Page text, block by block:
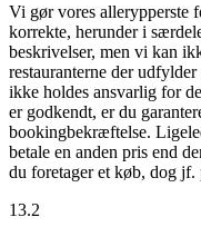
Vi gør vores allerypperste
korrekte, herunder i
beskrivelser, men vi kan
restauranterne der
ikke holdes ansvarlig for
er godkendt, er du
bookingbekræftelse.
betale en anden pris end
du foretager et køb, dog
13.2